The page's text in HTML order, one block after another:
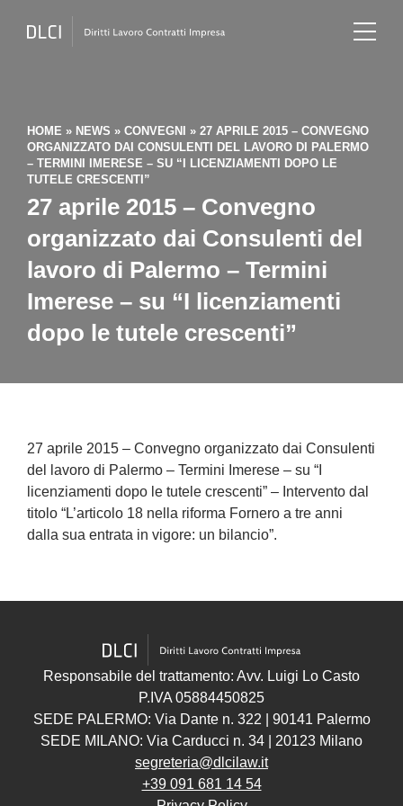
HOME » NEWS »CONVEGNI »27 APRILE 2015 – CONVEGNO
ORGANIZZATO DAI CONSULENTI DEL LAVORO DI PALERMO
– TERMINI IMERESE – SU “I LICENZIAMENTI DOPO LE
TUTELE CRESCENTI”
27 aprile 2015 – Convegno
organizzato dai Consulenti del
lavoro di Palermo – Termini
Imerese – su “I licenziamenti
dopo le tutele crescenti”
27 aprile 2015 – Convegno organizzato dai Consulenti
del lavoro di Palermo – Termini Imerese – su “I
licenziamenti dopo le tutele crescenti” – Intervento dal
titolo “L’articolo 18 nella riforma Fornero a tre anni
dalla sua entrata in vigore: un bilancio”.
Responsabile del trattamento: Avv. Luigi Lo Casto
P.IVA 05884450825
SEDE PALERMO: Via Dante n. 322 | 90141 Palermo
SEDE MILANO: Via Carducci n. 34 | 20123 Milano
segreteria@dlcilaw.it
+39 091 681 14 54